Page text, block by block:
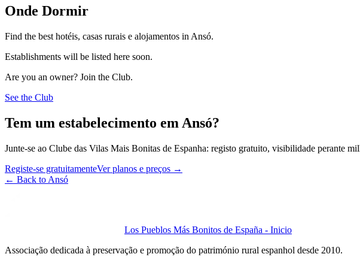
Onde Dormir
Find the best hotéis, casas rurais e alojamentos in Ansó.
Establishments will be listed here soon.
Are you an owner? Join the Club.
See the Club
Tem um estabelecimento em Ansó?
Junte-se ao Clube das Vilas Mais Bonitas de Espanha: registo gratuito, visibilidade perante
Registe-se gratuitamenteVer planos e preços →
← Back to Ansó
Los Pueblos Más Bonitos de España - Inicio
Associação dedicada à preservação e promoção do património rural espanhol desde 2010.